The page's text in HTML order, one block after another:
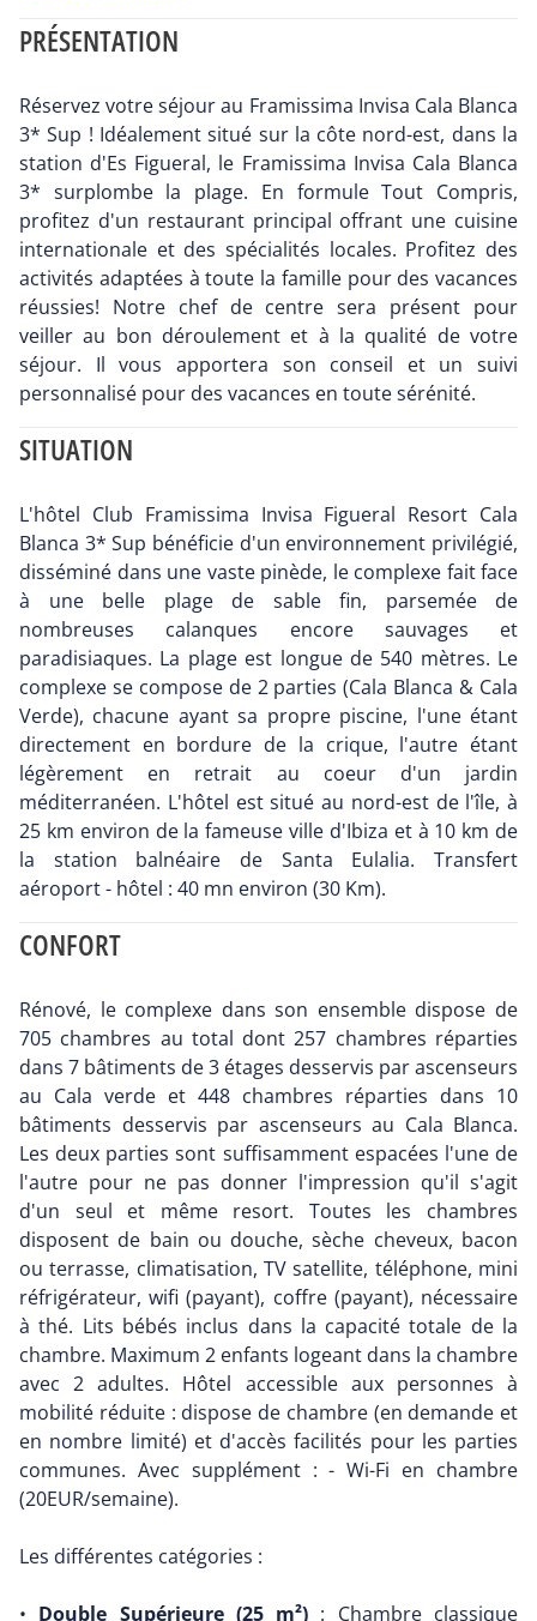
PRÉSENTATION
Réservez votre séjour au Framissima Invisa Cala Blanca
3* Sup ! Idéalement situé sur la côte nord-est, dans la
station d'Es Figueral, le Framissima Invisa Cala Blanca
3* surplombe la plage. En formule Tout Compris,
profitez d'un restaurant principal offrant une cuisine
internationale et des spécialités locales. Profitez des
activités adaptées à toute la famille pour des vacances
réussies! Notre chef de centre sera présent pour
veiller au bon déroulement et à la qualité de votre
séjour. Il vous apportera son conseil et un suivi
personnalisé pour des vacances en toute sérénité.
SITUATION
L'hôtel Club Framissima Invisa Figueral Resort Cala
Blanca 3* Sup bénéficie d'un environnement privilégié,
disséminé dans une vaste pinède, le complexe fait face
à une belle plage de sable fin, parsemée de
nombreuses calanques encore sauvages et
paradisiaques. La plage est longue de 540 mètres. Le
complexe se compose de 2 parties (Cala Blanca & Cala
Verde), chacune ayant sa propre piscine, l'une étant
directement en bordure de la crique, l'autre étant
légèrement en retrait au coeur d'un jardin
méditerranéen. L'hôtel est situé au nord-est de l'île, à
25 km environ de la fameuse ville d'Ibiza et à 10 km de
la station balnéaire de Santa Eulalia. Transfert
aéroport - hôtel : 40 mn environ (30 Km).
CONFORT
Rénové, le complexe dans son ensemble dispose de
705 chambres au total dont 257 chambres réparties
dans 7 bâtiments de 3 étages desservis par ascenseurs
au Cala verde et 448 chambres réparties dans 10
bâtiments desservis par ascenseurs au Cala Blanca.
Les deux parties sont suffisamment espacées l'une de
l'autre pour ne pas donner l'impression qu'il s'agit
d'un seul et même resort. Toutes les chambres
disposent de bain ou douche, sèche cheveux, bacon
ou terrasse, climatisation, TV satellite, téléphone, mini
réfrigérateur, wifi (payant), coffre (payant), nécessaire
à thé. Lits bébés inclus dans la capacité totale de la
chambre. Maximum 2 enfants logeant dans la chambre
avec 2 adultes. Hôtel accessible aux personnes à
mobilité réduite : dispose de chambre (en demande et
en nombre limité) et d'accès facilités pour les parties
communes. Avec supplément : - Wi-Fi en chambre
(20EUR/semaine).
Les différentes catégories :
• Double Supérieure (25 m²) : Chambre classique